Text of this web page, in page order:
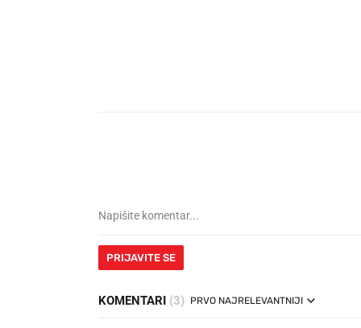
PRIJAVITE SE
KOMENTARI (3) PRVO NAJRELEVANTNIJI